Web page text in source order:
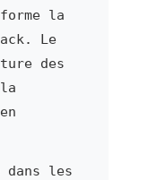
la
Le
des
les